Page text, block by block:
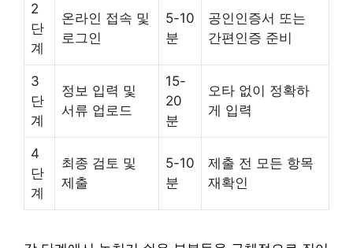
2
단
계
온라인 접속 및
로그인
5-10
분
공인인증서 또는
간편인증 준비
3
단
계
정보 입력 및
서류 업로드
15-
20
분
오타 없이 정확하
게 입력
4
단
계
최종 검토 및
제출
5-10
분
제출 전 모든 항목
재확인